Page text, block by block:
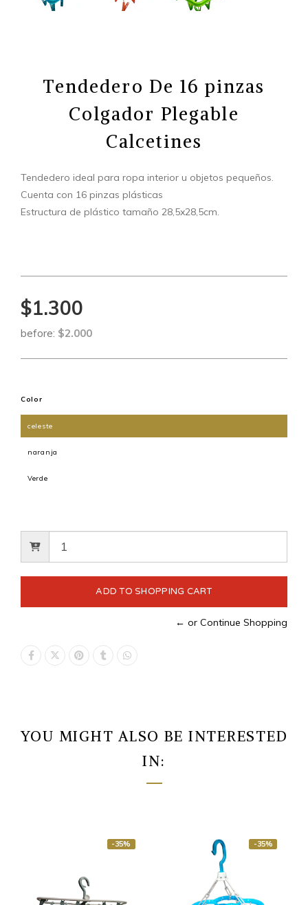
Tendedero De 16 pinzas
Colgador Plegable
Calcetines
Tendedero ideal para ropa interior u objetos pequeños.
Cuenta con 16 pinzas plásticas
Estructura de plástico tamaño 28,5x28,5cm.
$1.300
before: $2.000
Color
celeste
naranja
Verde
← or Continue Shopping
YOU MIGHT ALSO BE INTERESTED
IN:
-35% -35%